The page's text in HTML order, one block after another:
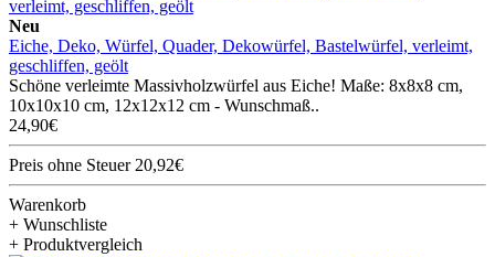
Neu
Eiche, Deko, Würfel, Quader, Dekowürfel, Bastelwürfel, verleimt,
geschliffen, geölt
Schöne verleimte Massivholzwürfel aus Eiche! Maße: 8x8x8 cm,
10x10x10 cm, 12x12x12 cm - Wunschmaß..
24,90€
Preis ohne Steuer 20,92€
Warenkorb
+ Wunschliste
+ Produktvergleich